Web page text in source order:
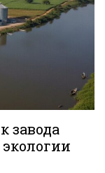
завода